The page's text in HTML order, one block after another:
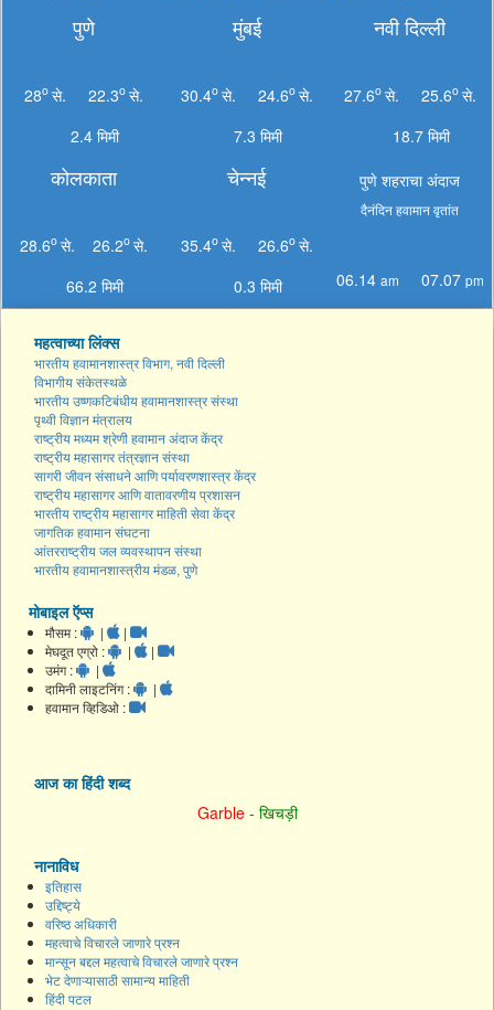
पुणे
28o से. 22.3o से.
2.4 मिमी
मुंबई
30.4o से. 24.6o से.
7.3 मिमी
नवी दिल्ली
27.6o से. 25.6o से.
18.7 मिमी
कोलकाता
28.6o से. 26.2o से.
66.2 मिमी
चेन्नई
35.4o से. 26.6o से.
0.3 मिमी
पुणे शहराचा अंदाज
दैनंदिन हवामान वृतांत
06.14 am 07.07 pm
महत्वाच्या लिंक्स
भारतीय हवामानशास्त्र विभाग, नवी दिल्ली
विभागीय संकेतस्थळे
भारतीय उष्णकटिबंधीय हवामानशास्त्र संस्था
पृथ्वी विज्ञान मंत्रालय
राष्ट्रीय मध्यम श्रेणी हवामान अंदाज केंद्र
राष्ट्रीय महासागर तंत्रज्ञान संस्था
सागरी जीवन संसाधने आणि पर्यावरणशास्त्र केंद्र
राष्ट्रीय महासागर आणि वातावरणीय प्रशासन
भारतीय राष्ट्रीय महासागर माहिती सेवा केंद्र
जागतिक हवामान संघटना
आंतरराष्ट्रीय जल व्यवस्थापन संस्था
भारतीय हवामानशास्त्रीय मंडळ, पुणे
मोबाइल ऍप्स
मौसम : |
|
मेघदूत एग्रो :
|
|
उमंग :
|
दामिनी लाइटनिंग :
|
हवामान व्हिडिओ :
आज का हिंदी शब्द
Garble - खिचड़ी
नानाविध
इतिहास
उद्दिष्ट्ये
वरिष्ठ अधिकारी
महत्वाचे विचारले जाणारे प्रश्न
मान्सून बद्दल महत्वाचे विचारले जाणारे प्रश्न
भेट देणाऱ्यासाठी सामान्य माहिती
हिंदी पटल